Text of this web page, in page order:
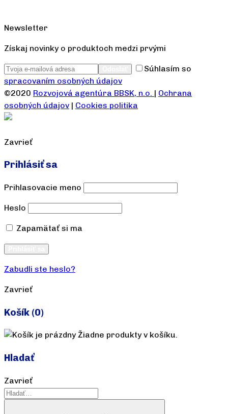
Newsletter
Získaj novinky o produktoch medzi prvými
Súhlasím so
spracovaním osobných údajov
©2020 Rozvojová agentúra BBSK, n.o. | Ochrana
osobných údajov | Cookies politika
Zavrieť
Prihlásiť sa
Prihlasovacie meno
Heslo
Zapamätať si ma
Zabudli ste heslo?
Zavrieť
Košík (0)
Žiadne produkty v košíku.
Hladať
Zavrieť